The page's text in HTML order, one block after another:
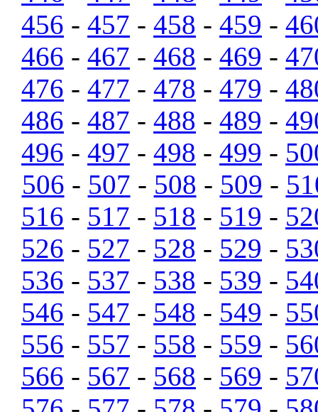
456 - 457 - 458 - 459 -
466 - 467 - 468 - 469 -
476 - 477 - 478 - 479 -
486 - 487 - 488 - 489 -
496 - 497 - 498 - 499 -
506 - 507 - 508 - 509 -
516 - 517 - 518 - 519 -
526 - 527 - 528 - 529 -
536 - 537 - 538 - 539 -
546 - 547 - 548 - 549 -
556 - 557 - 558 - 559 -
566 - 567 - 568 - 569 -